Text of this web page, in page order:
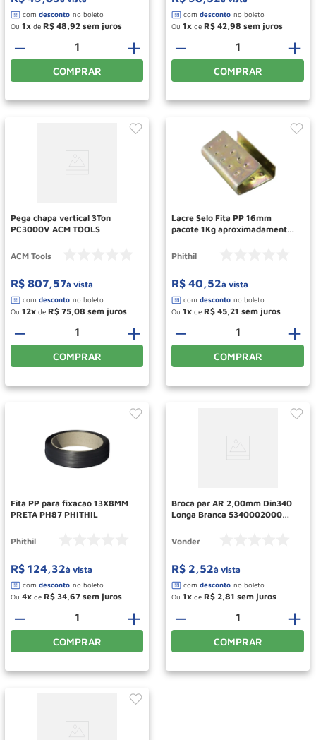
Ou 1 de R$ 48 92
＋
－
COMPRAR
Ou 1 de R$ 42 98
＋
－
COMPRAR
Pega chapa vertical 3Ton
PC3000V ACM TOOLS
ACM Tools
R$ 807,57à vista
Ou 12 de R$ 75 08
＋
－
COMPRAR
Lacre Selo Fita PP 16mm
pacote 1Kg aproximadamente
PHITHIL
Phithil
R$ 40,52à vista
Ou 1 de R$ 45 21
＋
－
COMPRAR
Fita PP para fixacao 13X8MM
PRETA PH87 PHITHIL
Phithil
R$ 124,32à vista
Ou 4 de R$ 34 67
＋
－
COMPRAR
Broca par AR 2,00mm Din340
Longa Branca 5340002000
Vonder
R$ 2,52à vista
Ou 1 de R$ 2 81
＋
－
COMPRAR